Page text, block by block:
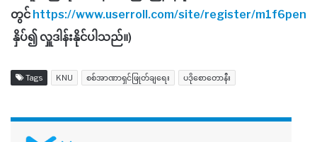
တွင် https://www.userroll.com/site/register/m1f6pen
နှိပ်၍ လှူဒါန်းနိုင်ပါသည်။)
Tags KNU စစ်အာဏာရှင်ဖြုတ်ချရေး ပဒိုစောတောနီး